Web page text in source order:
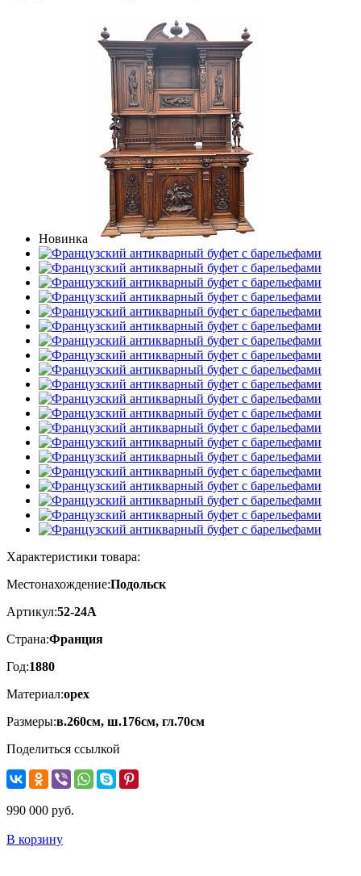
Новинка
Характеристики товара:
Местонахождение:Подольск
Артикул:52-24A
Страна:Франция
Год:1880
Материал:орех
Размеры:в.260см, ш.176см, гл.70см
Поделиться ссылкой
990 000 руб.
В корзину